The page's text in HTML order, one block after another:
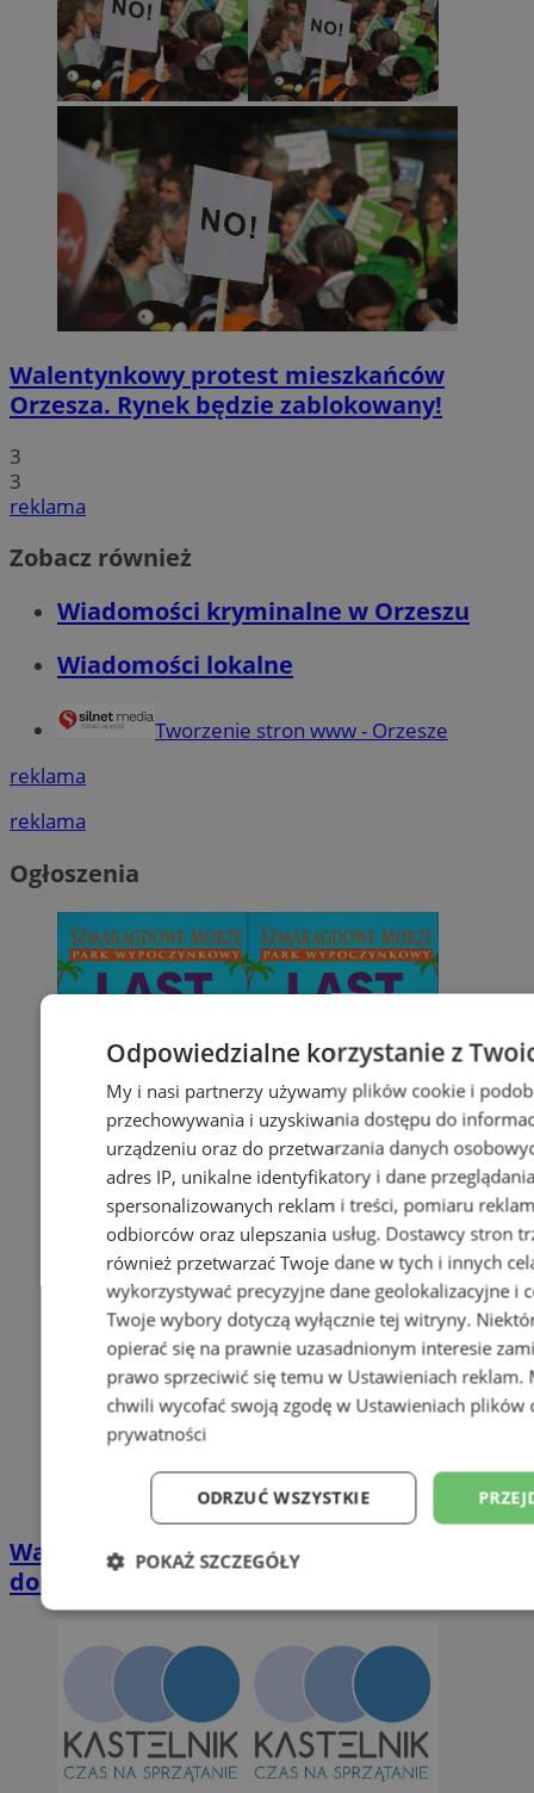
Walentynkowy protest mieszkańców
Orzesza. Rynek będzie zablokowany!
3
3
reklama
Zobacz również
Wiadomości kryminalne w Orzeszu
Wiadomości lokalne
Tworzenie stron www - Orzesze
reklama
reklama
Ogłoszenia
Wakacyjny wypoczynek nad Bałtykiem w
domkach Szmaragdowe Morze
Odpowiedzialne korzystanie z
My i nasi partnerzy używamy plików cookie i
przechowywania i uzyskiwania dostępu do
urządzeniu oraz do przetwarzania danych
adres IP, unikalne identyfikatory i dane
spersonalizowanych reklam i treści, pomiaru
odbiorców oraz ulepszania usług. Dostawcy stron
również przetwarzać Twoje dane w tych i innych
wykorzystywać precyzyjne dane geolokalizacyjne i
Twoje wybory dotyczą wyłącznie tej witryny.
opierać się na prawnie uzasadnionym interesie
prawo sprzeciwić się temu w Ustawieniach reklam.
chwili wycofać swoją zgodę w Ustawieniach plików
prywatności
ODRZUĆ WSZYSTKIE
POKAŻ SZCZEGÓŁY
Niezbędne Wydajność
Niesklasyfikowane